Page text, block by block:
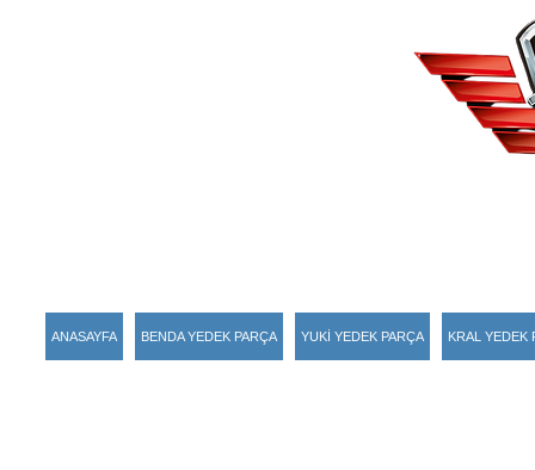
ANASAYFA BENDA YEDEK PARÇA YUKİ YEDEK PARÇA KRAL YEDEK